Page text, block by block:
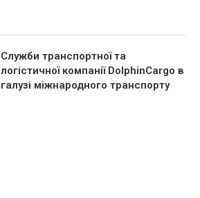
Служби транспортної та
логістичної компанії DolphinCargo в
галузі міжнародного транспорту